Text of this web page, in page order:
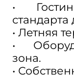
•
• Летняя
•
зона.
•